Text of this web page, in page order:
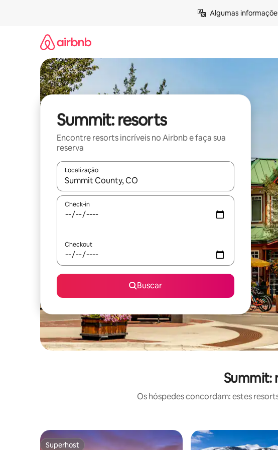
Algumas
Summit: resorts
Encontre resorts incríveis no Airbnb e faça sua
reserva
Localização
Quando os resultados estiverem disponíveis, explore-os usando
Check-in
Checkout
Buscar
Summit:
Os hóspedes concordam: estes
Superhost